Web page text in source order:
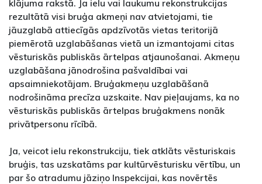
klājuma rakstā. Ja ielu vai laukumu rekonstrukcijas
rezultātā visi bruģa akmeņi nav atvietojami, tie
jāuzglabā attiecīgās apdzīvotās vietas teritorijā
piemērotā uzglabāšanas vietā un izmantojami citas
vēsturiskās publiskās ārtelpas atjaunošanai. Akmeņu
uzglabāšana jānodrošina pašvaldībai vai
apsaimniekotājam. Bruģakmeņu uzglabāšanā
nodrošināma precīza uzskaite. Nav pieļaujams, ka no
vēsturiskās publiskās ārtelpas bruģakmens nonāk
privātpersonu rīcībā.
Ja, veicot ielu rekonstrukciju, tiek atklāts vēsturiskais
bruģis, tas uzskatāms par kultūrvēsturisku vērtību, un
par šo atradumu jāziņo Inspekcijai, kas novērtēs